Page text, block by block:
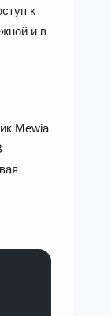
к
и в
Mewia